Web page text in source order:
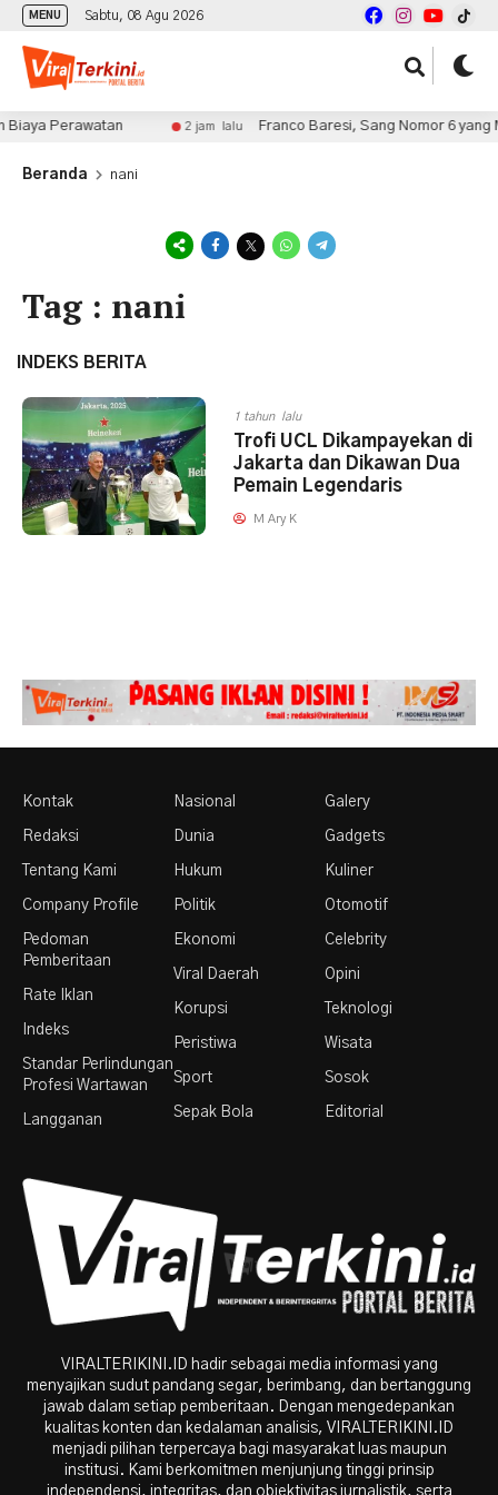
MENU Sabtu, 08 Agu 2026
Perawatan 2 jam lalu Franco Baresi, Sang Nomor 6 yang
Beranda nani
Tag : nani
INDEKS BERITA
1 tahun lalu
Trofi UCL Dikampayekan di
Jakarta dan Dikawan Dua
Pemain Legendaris
M Ary K
Kontak
Redaksi
Tentang Kami
Company Profile
Pedoman
Pemberitaan
Rate Iklan
Indeks
Standar Perlindungan
Profesi Wartawan
Langganan
Nasional
Dunia
Hukum
Politik
Ekonomi
Viral Daerah
Korupsi
Peristiwa
Sport
Sepak Bola
Galery
Gadgets
Kuliner
Otomotif
Celebrity
Opini
Teknologi
Wisata
Sosok
Editorial
VIRALTERIKINI.ID hadir sebagai media informasi yang
menyajikan sudut pandang segar, berimbang, dan bertanggung
jawab dalam setiap pemberitaan. Dengan mengedepankan
kualitas konten dan kedalaman analisis, VIRALTERIKINI.ID
menjadi pilihan terpercaya bagi masyarakat luas maupun
institusi. Kami berkomitmen menjunjung tinggi prinsip
independensi, integritas, dan objektivitas jurnalistik, serta